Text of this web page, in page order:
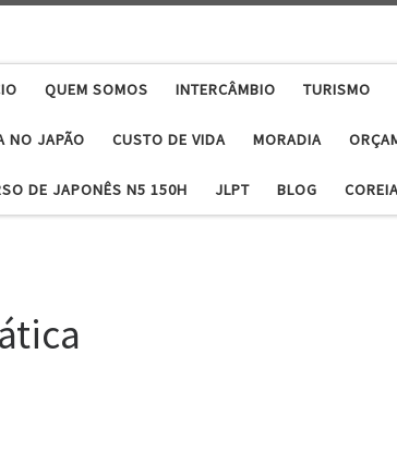
QUEM SOMOS INTERCÂMBIO TURISMO
NO JAPÃO CUSTO DE VIDA MORADIA
DE JAPONÊS N5 150H JLPT BLOG